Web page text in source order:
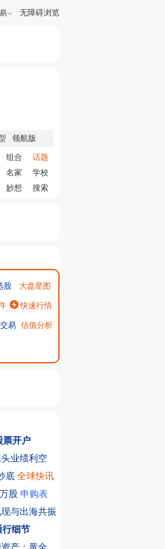
无障碍浏览
领航版
组合
话题
名家
学校
妙想 搜索
股 大盘星图
1.64% | 日经225
快速行情
易 估值分析
票开户
业绩利空
底 全球快讯
股 申购表
与出海共振
行细节